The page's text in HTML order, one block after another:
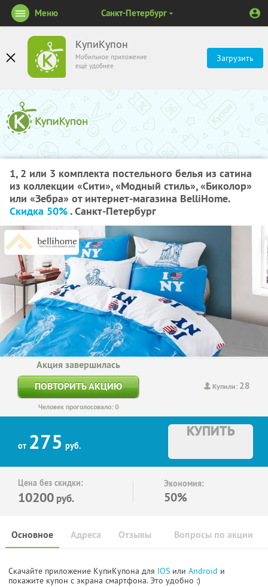
КупиКупон
Мобильное приложение
ещё удобнее
Загрузить
Меню Санкт-Петербург
1, 2 или 3 комплекта постельного белья из сатина
из коллекции «Сити», «Модный стиль», «Биколор»
или «Зебра» от интернет-магазина ВelliHome.
Скидка 50%. Санкт-Петербург
Купили: 28
Акция завершилась
ПОВТОРИТЬ АКЦИЮ
Человек проголосовало: 0
от 275 руб.
КУПИТЬ
Цена без скидки:
10200 руб.
Экономия:
50%
Основное Отзывы Вопросы по акции
Адреса
Скачайте приложение КупиКупона для IOS или Android и
покажите купон с экрана смартфона. Это удобно :)